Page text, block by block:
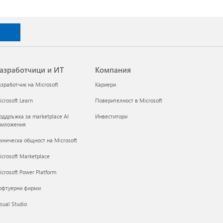
и ИТ
на Microsoft
Learn
за marketplace AI
общност на Microsoft
Marketplace
Power Platform
фирми
Studio
Компания
Кариери
Поверителност в Microsoft
Инвеститори